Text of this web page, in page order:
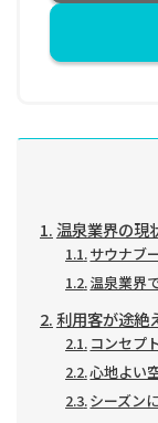
温泉業界の現
サウナブ
温泉業界
利用客が途絶
コンセプ
心地よい
シーズン